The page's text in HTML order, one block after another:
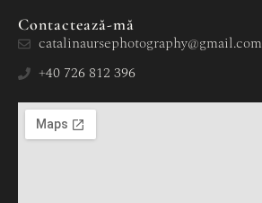
Contactează-mă
catalinaursephotography@gmail.com
+40 726 812 396